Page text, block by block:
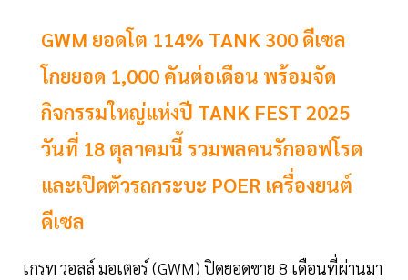
GWM ยอดโต 114% TANK 300 ดีเซล
โกยยอด 1,000 คันต่อเดือน พร้อมจัด
กิจกรรมใหญ่แห่งปี TANK FEST 2025
วันที่ 18 ตุลาคมนี้ รวมพลคนรักออฟโรด
และเปิดตัวรถกระบะ POER เครื่องยนต์
ดีเซล
เกรท วอลล์ มอเตอร์ (GWM) ปิดยอดขาย 8 เดือนที่ผ่านมา